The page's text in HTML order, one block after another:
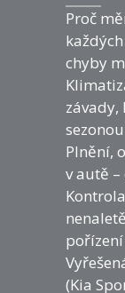
Proč
chyby
Plnění,
v autě –
(Kia